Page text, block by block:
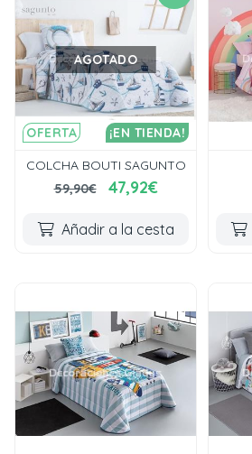
OFERTA ¡EN TIENDA!
AGOTADO
COLCHA BOUTI SAGUNTO
59,90€
47,92€
Añadir a la cesta